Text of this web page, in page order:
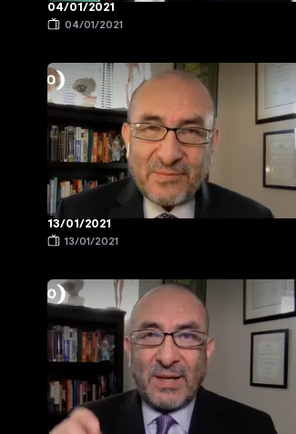
04/01/2021
04/01/2021
13/01/2021
13/01/2021